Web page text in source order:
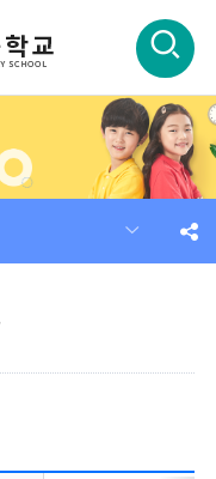
검
색
열
기